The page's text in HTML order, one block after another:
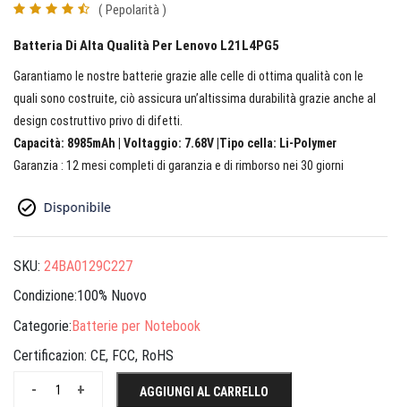
( Pepolarità )
Batteria Di Alta Qualità Per Lenovo L21L4PG5
Garantiamo le nostre batterie grazie alle celle di ottima qualità con le
quali sono costruite, ciò assicura un’altissima durabilità grazie anche al
design costruttivo privo di difetti.
Capacità: 8985mAh | Voltaggio: 7.68V |Tipo cella: Li-Polymer
Garanzia : 12 mesi completi di garanzia e di rimborso nei 30 giorni
SKU: 24BA0129C227
Condizione:100% Nuovo
Categorie:Batterie per Notebook
Certificazion: CE, FCC, RoHS
+
- AGGIUNGI AL CARRELLO